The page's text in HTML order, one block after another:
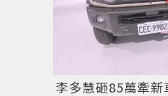
李多慧砸85萬牽